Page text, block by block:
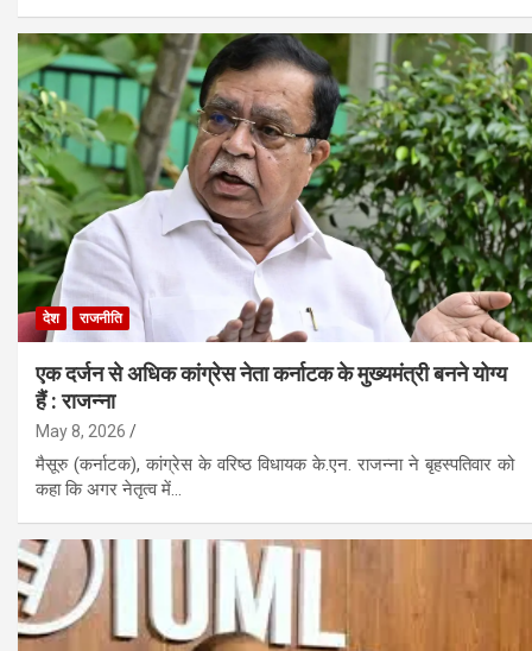
देश राजनीति
एक दर्जन से अधिक कांग्रेस नेता कर्नाटक के मुख्यमंत्री बनने योग्य
हैं : राजन्ना
May 8, 2026
मैसूरु (कर्नाटक), कांग्रेस के वरिष्ठ विधायक के.एन. राजन्ना ने बृहस्पतिवार को
कहा कि अगर नेतृत्व में…